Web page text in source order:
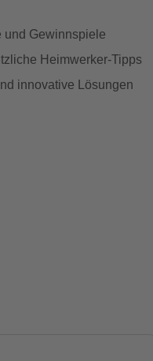
und Gewinnspiele
Heimwerker-Tipps
innovative Lösungen